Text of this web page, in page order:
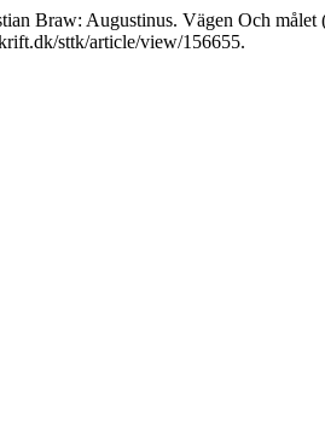
Braw: Augustinus. Vägen Och
sttk/article/view/156655.